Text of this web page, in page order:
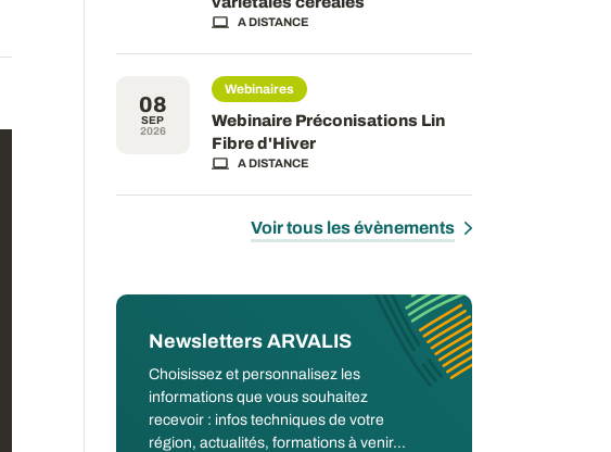
A DISTANCE
08
SEP
2026
Webinaires
Webinaire Préconisations Lin
Fibre d'Hiver
A DISTANCE
Voir tous les évènements
Newsletters ARVALIS
Choisissez et personnalisez les
informations que vous souhaitez
recevoir : infos techniques de votre
région, actualités, formations à venir...